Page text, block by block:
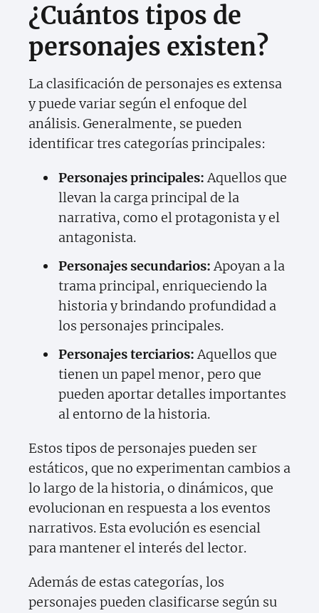
¿Cuántos tipos de
personajes existen?
La clasificación de personajes es extensa
y puede variar según el enfoque del
análisis. Generalmente, se pueden
identificar tres categorías principales:
Personajes principales:Aquellos que
llevan la carga principal de la
narrativa, como el protagonista y el
antagonista.
Personajes secundarios:Apoyan a la
trama principal, enriqueciendo la
historia y brindando profundidad a
los personajes principales.
Personajes terciarios:Aquellos que
tienen un papel menor, pero que
pueden aportar detalles importantes
al entorno de la historia.
Estos tipos de personajes pueden ser
estáticos, que no experimentan cambios a
lo largo de la historia, o dinámicos, que
evolucionan en respuesta a los eventos
narrativos. Esta evolución es esencial
para mantener el interés del lector.
Además de estas categorías, los
personajes pueden clasificarse según su